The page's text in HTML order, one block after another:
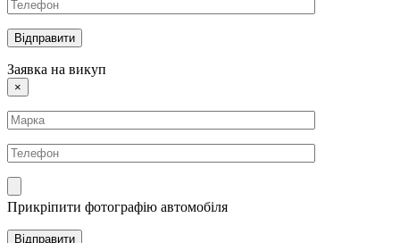
Заявка на викуп
×
Прикріпити фотографію автомобіля